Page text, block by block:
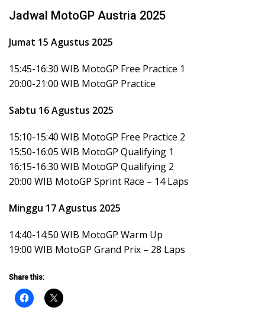
Jadwal MotoGP Austria 2025
Jumat 15 Agustus 2025
15:45-16:30 WIB MotoGP Free Practice 1
20:00-21:00 WIB MotoGP Practice
Sabtu 16 Agustus 2025
15:10-15:40 WIB MotoGP Free Practice 2
15:50-16:05 WIB MotoGP Qualifying 1
16:15-16:30 WIB MotoGP Qualifying 2
20:00 WIB MotoGP Sprint Race – 14 Laps
Minggu 17 Agustus 2025
14:40-14:50 WIB MotoGP Warm Up
19:00 WIB MotoGP Grand Prix – 28 Laps
Share this: